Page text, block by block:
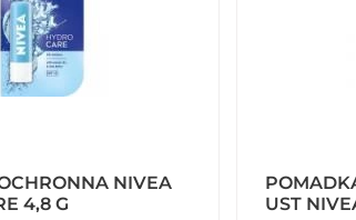
NIVEA
4,8 G
UST